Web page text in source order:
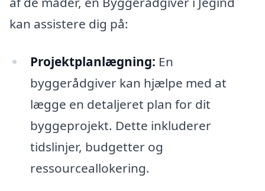
kan assistere dig på:
Projektplanlægning: En
byggerådgiver kan hjælpe med at
lægge en detaljeret plan for dit
byggeprojekt. Dette inkluderer
tidslinjer, budgetter og
ressourceallokering.